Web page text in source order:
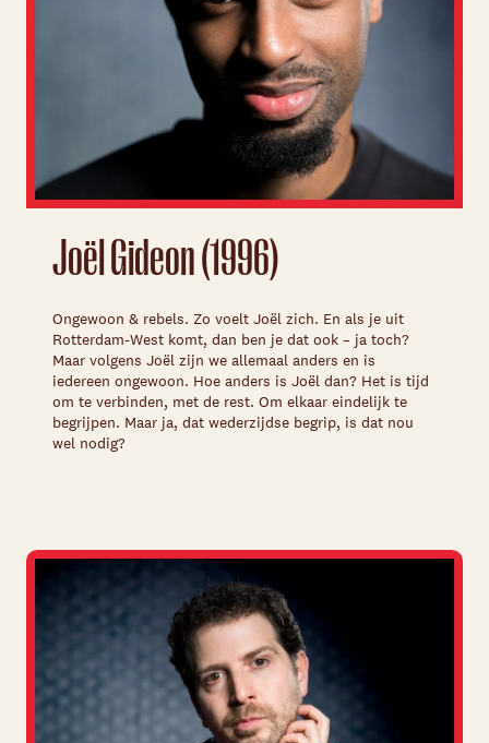
Joël Gideon (1996)
Ongewoon & rebels. Zo voelt Joël zich. En als je uit
Rotterdam-West komt, dan ben je dat ook – ja toch?
Maar volgens Joël zijn we allemaal anders en is
iedereen ongewoon. Hoe anders is Joël dan? Het is tijd
om te verbinden, met de rest. Om elkaar eindelijk te
begrijpen. Maar ja, dat wederzijdse begrip, is dat nou
wel nodig?